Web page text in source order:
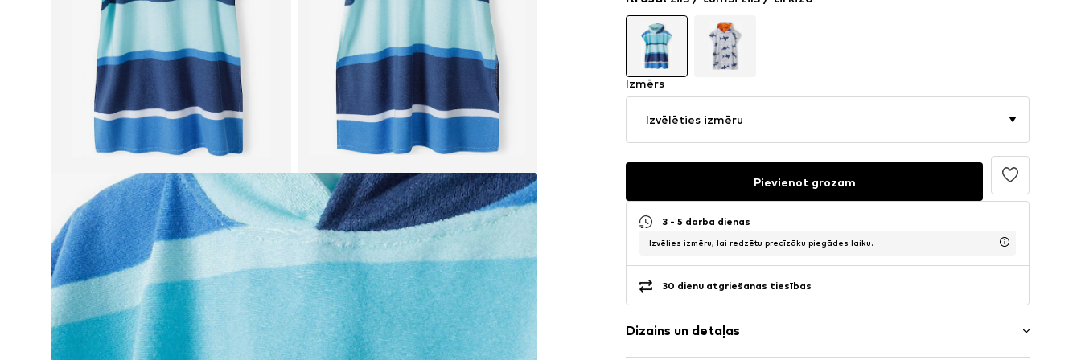
Izmērs
Izvēlēties izmēru
Pievienot grozam
3 - 5 darba dienas
Izvēlies izmēru, lai redzētu precīzāku piegādes laiku.
30 dienu atgriešanas tiesības
Dizains un detaļas